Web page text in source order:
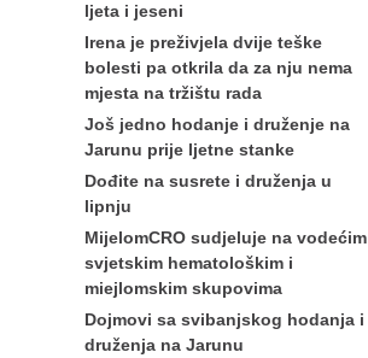
ljeta i jeseni
Irena je preživjela dvije teške
bolesti pa otkrila da za nju nema
mjesta na tržištu rada
Još jedno hodanje i druženje na
Jarunu prije ljetne stanke
Dođite na susrete i druženja u
lipnju
MijelomCRO sudjeluje na vodećim
svjetskim hematološkim i
miejlomskim skupovima
Dojmovi sa svibanjskog hodanja i
druženja na Jarunu